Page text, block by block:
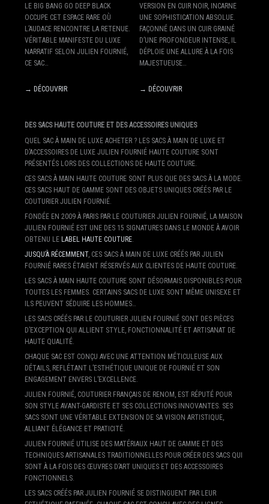
LE BIG BANG GO DEEP BLACK
OCCUPE CET ESPACE RARE OÙ
L’AUDACE RENCONTRE LA RETENUE.
VÉRITABLE MANIFESTE DU LUXE
NARRATIF SELON JULIEN FOURNIÉ,
CE SAC…
→ DÉCOUVRIR
VERSION EN CUIR NOIR, INCARNE
UNE SOPHISTICATION ABSOLUE.
FAÇONNÉ DANS UN CUIR GRAINÉ
D’UNE PROFONDEUR INTENSE, IL
DÉPLOIE UNE ALLURE À LA FOIS
MAJESTUEUSE…
→ DÉCOUVRIR
DES SACS HAUTE COUTURE ET DES ACCESSOIRES UNIQUES
QUEL SAC À MAIN DE LUXE ACHETER ? LES SACS À MAIN DE LUXE ET
D’ACCESSOIRES DE LUXE JULIEN FOURNIÉ HAUTE COUTURE SONT
PRÉSENTÉS LORS DES COLLECTIONS DE HAUTE COUTURE.
CES SACS À MAIN HAUTE COUTURE SONT PLUS QUE DES SACS À LA MODE.
CES SACS HAUT DE GAMME SONT DES OBJETS UNIQUES CRÉÉS PAR LE
COUTURIER JULIEN FOURNIÉ.
FONDÉE EN 2009 À PARIS PAR LE COUTURIER JULIEN FOURNIÉ, LA MAISON
JULIEN FOURNIÉ EST UNE DES 15 SIGNATURES DANS LE MONDE À AVOIR
OBTENU LE LABEL HAUTE COUTURE.
JUSQU’À RÉCEMMENT, CES SACS À MAIN DE LUXE CRÉÉS PAR JULIEN
FOURNIÉ RARES ÉTAIENT RÉSERVÉS AUX CLIENTES DE HAUTE COUTURE.
LES SACS À MAIN HAUTE COUTURE SONT DÉSORMAIS DISPONIBLES POUR
TOUTES LES FEMMES. CERTAINS SACS DE LUXE SONT MÊME UNISEXE ET
ILS PEUVENT SÉDUIRE LES HOMMES…
LES SACS CRÉÉS PAR LE COUTURIER JULIEN FOURNIÉ SONT DES PIÈCES
D’EXCEPTION QUI ALLIENT STYLE, FONCTIONNALITÉ ET ARTISANAT DE
HAUTE QUALITÉ.
CHAQUE SAC EST CONÇU AVEC UNE ATTENTION MÉTICULEUSE AUX
DÉTAILS, REFLÉTANT L’ESTHÉTIQUE UNIQUE DE FOURNIÉ ET SON
ENGAGEMENT ENVERS L’EXCELLENCE.
JULIEN FOURNIÉ, COUTURIER FRANÇAIS DE RENOM, EST RÉPUTÉ POUR
SON STYLE AVANT-GARDISTE ET SES COLLECTIONS INNOVANTES. SES
SACS SONT UNE VÉRITABLE EXTENSION DE SA VISION ARTISTIQUE,
ALLIANT ÉLÉGANCE ET PRATICITÉ.
JULIEN FOURNIÉ UTILISE DES MATÉRIAUX HAUT DE GAMME ET DES
TECHNIQUES ARTISANALES TRADITIONNELLES POUR CRÉER DES SACS QUI
SONT À LA FOIS DES ŒUVRES D’ART UNIQUES ET DES ACCESSOIRES
FONCTIONNELS.
LES SACS CRÉÉS PAR JULIEN FOURNIÉ SE DISTINGUENT PAR LEUR